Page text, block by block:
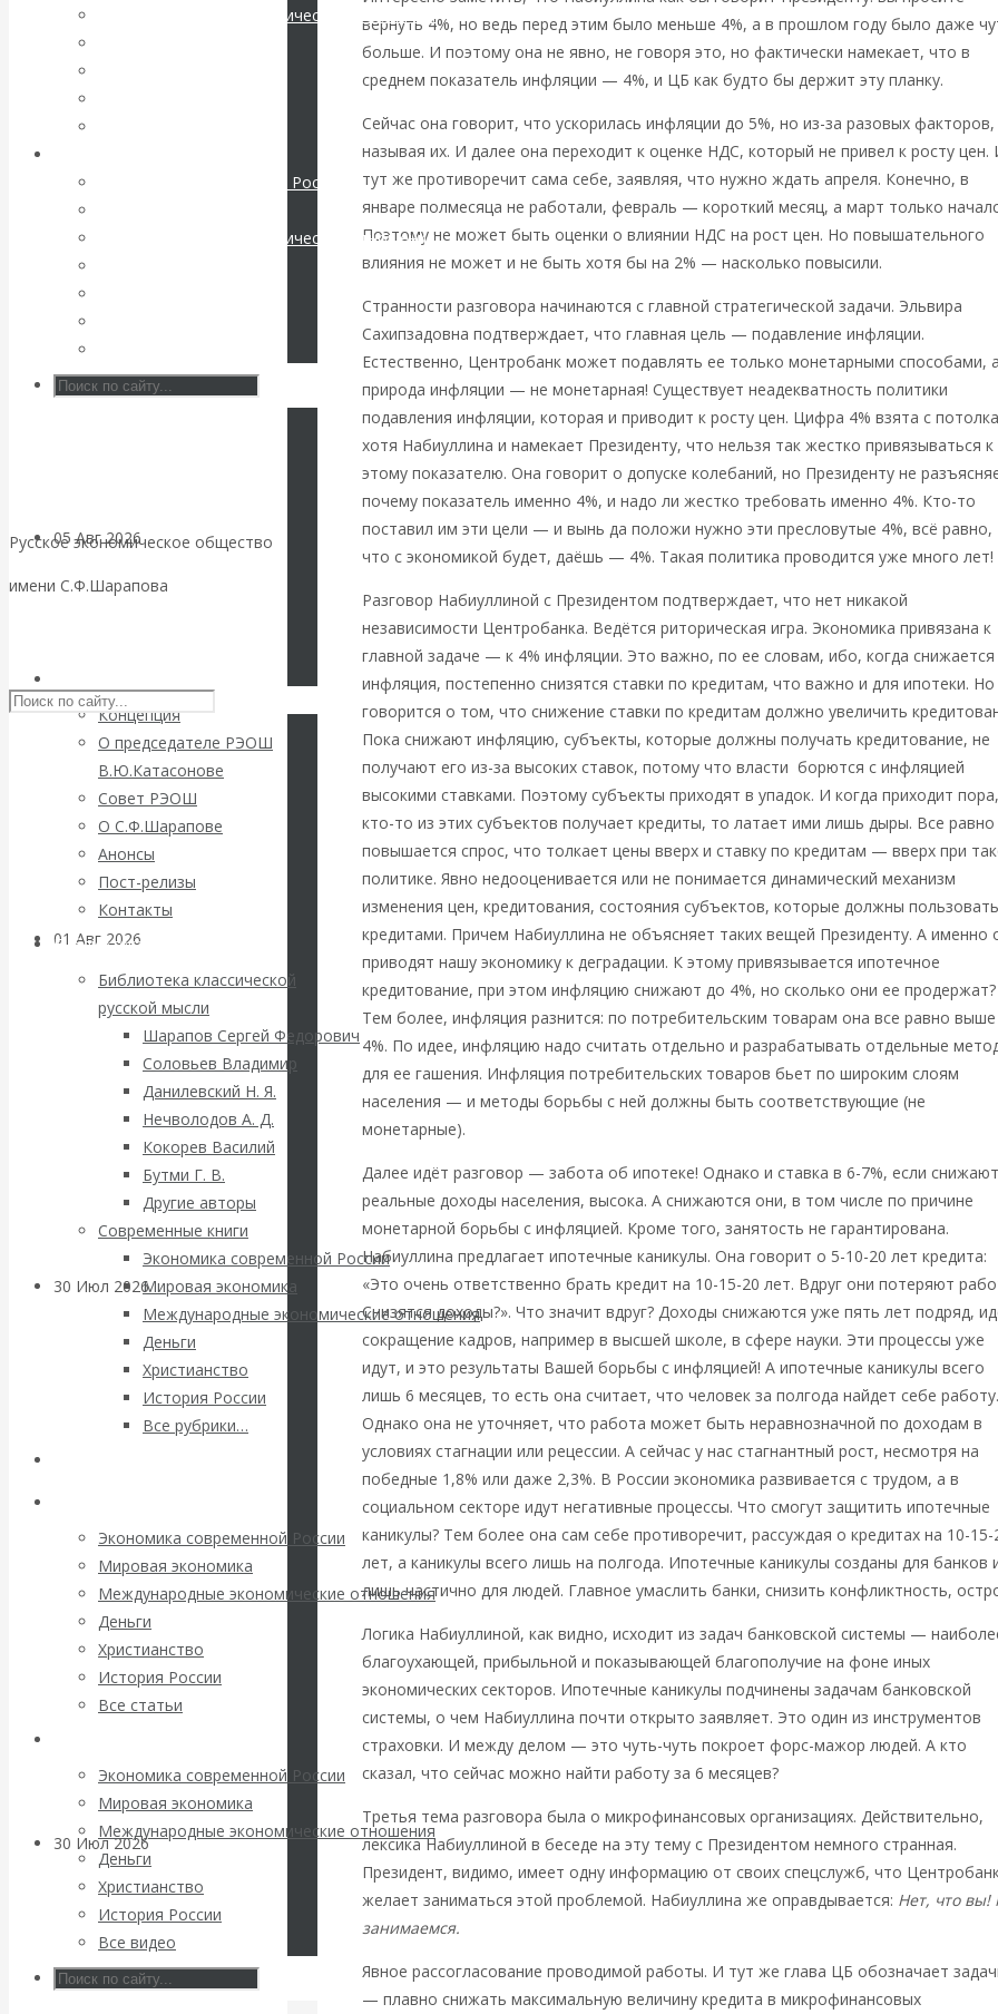
Международные экономические отношения
Экономика современной России
Международные экономические отношения
Русское экономическое общество
имени С.Ф.Шарапова
Концепция
О председателе РЭОШ
В.Ю.Катасонове
Совет РЭОШ
О С.Ф.Шарапове
Анонсы
Пост-релизы
Контакты
Библиотека
Библиотека классической
русской мысли
Шарапов Сергей Федорович
Соловьев Владимир
Данилевский Н. Я.
Нечволодов А. Д.
Кокорев Василий
Бутми Г. В.
Другие авторы
Современные книги
Экономика современной России
Мировая экономика
Международные экономические отношения
Деньги
Христианство
История России
Все рубрики…
Экономика современной России
Мировая экономика
Международные экономические отношения
Деньги
Христианство
История России
Все статьи
Экономика современной России
Мировая экономика
Международные экономические отношения
Деньги
Христианство
История России
Все видео
КАтасонов. К
112-летию
мировой войны:
вместо победы
Россия
получила
05 Авг 2026Деньги
Валентин
раз на тему
блокировки
банковских
счетов
01 Авг 2026
ВАлентин
Катасонов.
Саммит НАТО в
Турции: Drang
nach Osten
30 Июл 2026Банки
Валентин
Катасонов. Кто
финансовых
рынках?
Минфины хотят
быть главнее
Центробанков?
30 Июл 2026Цифровая
экономика
Валентин
Катасонов.
вернуть 4%, но ведь перед этим было меньше 4%, а в прошлом году было даже
больше. И поэтому она не явно, не говоря это, но фактически намекает, что в
среднем показатель инфляции — 4%, и ЦБ как будто бы держит эту планку.
Сейчас она говорит, что ускорилась инфляции до 5%, но из-за разовых факторов,
называя их. И далее она переходит к оценке НДС, который не привел к росту цен.
тут же противоречит сама себе, заявляя, что нужно ждать апреля. Конечно, в
январе полмесяца не работали, февраль — короткий месяц, а март только
Поэтому не может быть оценки о влиянии НДС на рост цен. Но повышательного
влияния не может и не быть хотя бы на 2% — насколько повысили.
Странности разговора начинаются с главной стратегической задачи. Эльвира
Сахипзадовна подтверждает, что главная цель — подавление инфляции.
Естественно, Центробанк может подавлять ее только монетарными способами, а
природа инфляции — не монетарная! Существует неадекватность политики
подавления инфляции, которая и приводит к росту цен. Цифра 4% взята с
хотя Набиуллина и намекает Президенту, что нельзя так жестко привязываться к
этому показателю. Она говорит о допуске колебаний, но Президенту не
почему показатель именно 4%, и надо ли жестко требовать именно 4%. Кто-то
поставил им эти цели — и вынь да положи нужно эти пресловутые 4%, всё равно,
что с экономикой будет, даёшь — 4%. Такая политика проводится уже много лет!
Разговор Набиуллиной с Президентом подтверждает, что нет никакой
независимости Центробанка. Ведётся риторическая игра. Экономика привязана к
главной задаче — к 4% инфляции. Это важно, по ее словам, ибо, когда снижается
инфляция, постепенно снизятся ставки по кредитам, что важно и для ипотеки. Но
говорится о том, что снижение ставки по кредитам должно увеличить
Пока снижают инфляцию, субъекты, которые должны получать кредитование, не
получают его из-за высоких ставок, потому что власти борются с инфляцией
высокими ставками. Поэтому субъекты приходят в упадок. И когда приходит
кто-то из этих субъектов получает кредиты, то латает ими лишь дыры. Все равно
повышается спрос, что толкает цены вверх и ставку по кредитам — вверх при
политике. Явно недооценивается или не понимается динамический механизм
изменения цен, кредитования, состояния субъектов, которые должны
кредитами. Причем Набиуллина не объясняет таких вещей Президенту. А именно
приводят нашу экономику к деградации. К этому привязывается ипотечное
кредитование, при этом инфляцию снижают до 4%, но сколько они ее продержат?
Тем более, инфляция разнится: по потребительским товарам она все равно выше
4%. По идее, инфляцию надо считать отдельно и разрабатывать отдельные
для ее гашения. Инфляция потребительских товаров бьет по широким слоям
населения — и методы борьбы с ней должны быть соответствующие (не
монетарные).
Далее идёт разговор — забота об ипотеке! Однако и ставка в 6-7%, если
реальные доходы населения, высока. А снижаются они, в том числе по причине
монетарной борьбы с инфляцией. Кроме того, занятость не гарантирована.
Набиуллина предлагает ипотечные каникулы. Она говорит о 5-10-20 лет кредита:
«Это очень ответственно брать кредит на 10-15-20 лет. Вдруг они потеряют
Снизятся доходы?». Что значит вдруг? Доходы снижаются уже пять лет подряд,
сокращение кадров, например в высшей школе, в сфере науки. Эти процессы уже
идут, и это результаты Вашей борьбы с инфляцией! А ипотечные каникулы всего
лишь 6 месяцев, то есть она считает, что человек за полгода найдет себе работу.
Однако она не уточняет, что работа может быть неравнозначной по доходам в
условиях стагнации или рецессии. А сейчас у нас стагнантный рост, несмотря на
победные 1,8% или даже 2,3%. В России экономика развивается с трудом, а в
социальном секторе идут негативные процессы. Что смогут защитить ипотечные
каникулы? Тем более она сам себе противоречит, рассуждая о кредитах на 10-15-
лет, а каникулы всего лишь на полгода. Ипотечные каникулы созданы для банков
лишь частично для людей. Главное умаслить банки, снизить конфликтность,
Логика Набиуллиной, как видно, исходит из задач банковской системы —
благоухающей, прибыльной и показывающей благополучие на фоне иных
экономических секторов. Ипотечные каникулы подчинены задачам банковской
системы, о чем Набиуллина почти открыто заявляет. Это один из инструментов
страховки. И между делом — это чуть-чуть покроет форс-мажор людей. А кто
сказал, что сейчас можно найти работу за 6 месяцев?
Третья тема разговора была о микрофинансовых организациях. Действительно,
лексика Набиуллиной в беседе на эту тему с Президентом немного странная.
Президент, видимо, имеет одну информацию от своих спецслужб, что
желает заниматься этой проблемой. Набиуллина же оправдывается: Нет, что
занимаемся.
Явное рассогласование проводимой работы. И тут же глава ЦБ обозначает
— плавно снижать максимальную величину кредита в микрофинансовых